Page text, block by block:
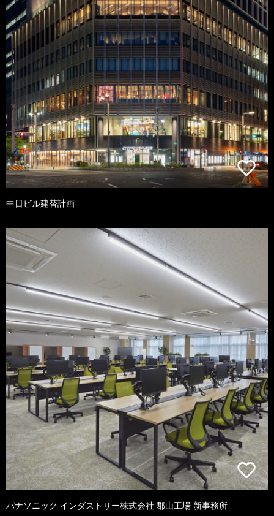
中日ビル建替計画
パナソニック インダストリー株式会社 郡山工場 新事務所